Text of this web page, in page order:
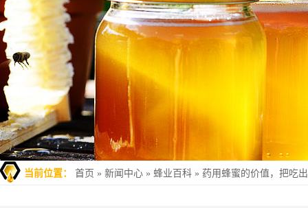
当前位置： 首页 » 新闻中心 » 蜂业百科 » 药用蜂蜜的价值，把吃